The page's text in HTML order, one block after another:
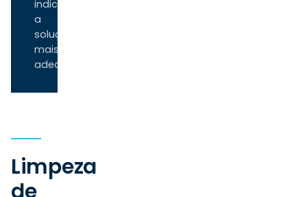
indica
a
solução
mais
adequada.
Limpeza